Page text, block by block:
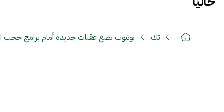
تك يوتيوب يضع عقبات جديدة أمام برامج حجب